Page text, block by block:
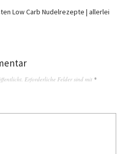
Low Carb Nudelrezepte | allerlei
Erforderliche Felder sind mit *